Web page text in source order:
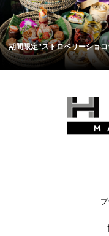
期間限定”ストロベリーショコ